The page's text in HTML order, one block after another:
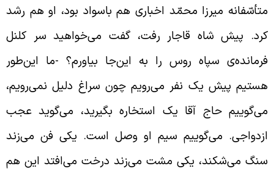
میرزا محمّد اخباری هم باسواد بود، او هم رشد
پیش شاه قاجار رفت، گفت می‌خواهید سر کلنل
سپاه روس را به این‌جا بیاورم؟ -ما این‌طور
پیش یک نفر می‌رویم چون سراغ دلیل نمی‌رویم،
حاج آقا یک استخاره بگیرید، می‌گوید عجب
می‌گوییم سیم او وصل است. یکی فن می‌زند
می‌شکند، یکی مشت می‌زند درخت می‌افتد این هم